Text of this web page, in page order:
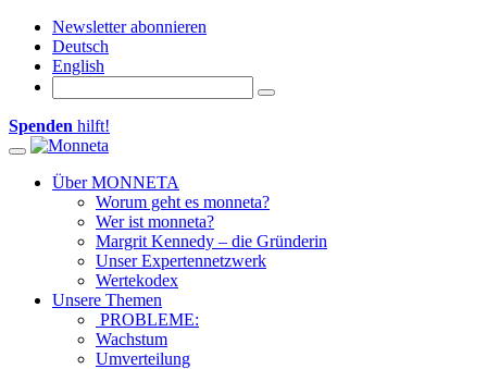
Newsletter abonnieren
Deutsch
English
Spenden hilft!
Toggle navigation
Über MONNETA
Worum geht es monneta?
Wer ist monneta?
Margrit Kennedy – die Gründerin
Unser Expertennetzwerk
Wertekodex
Unsere Themen
PROBLEME:
Wachstum
Umverteilung